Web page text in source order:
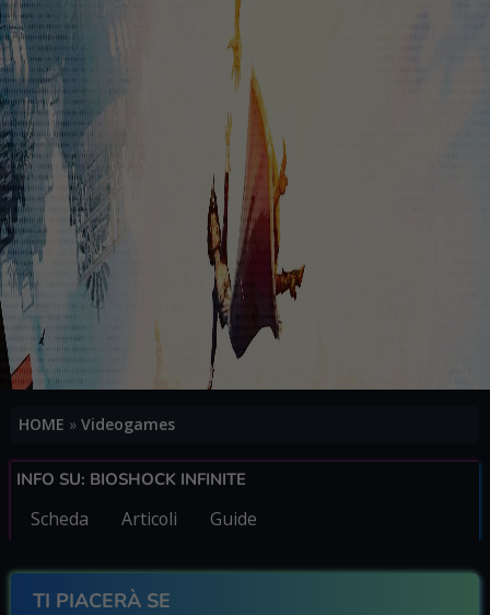
HOME » Videogames
INFO SU: BIOSHOCK INFINITE
Scheda Articoli Guide
TI PIACERÀ SE